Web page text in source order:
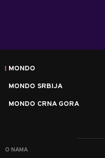
MONDO
MONDO SRBIJA
MONDO CRNA GORA
O NAMA